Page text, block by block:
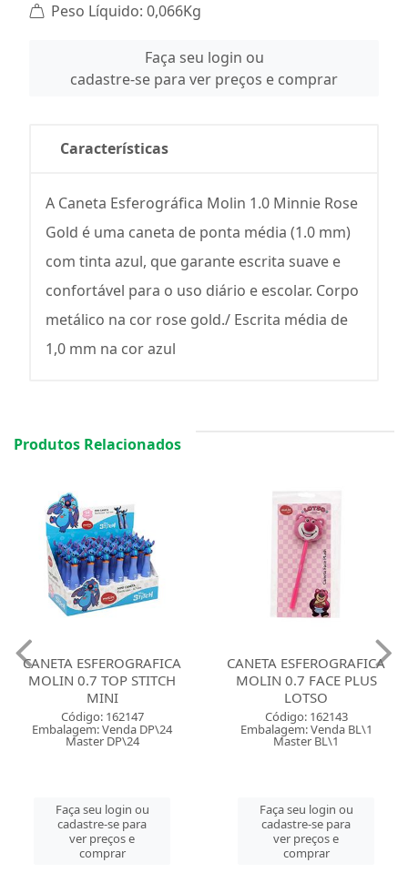
Peso Líquido: 0,066Kg
Faça seu login ou
cadastre-se para ver preços e comprar
Características
A Caneta Esferográfica Molin 1.0 Minnie Rose
Gold é uma caneta de ponta média (1.0 mm)
com tinta azul, que garante escrita suave e
confortável para o uso diário e escolar. Corpo
metálico na cor rose gold./ Escrita média de
1,0 mm na cor azul
Produtos Relacionados
CANETA ESFEROGRAFICA
MOLIN 0.7 TOP STITCH
MINI
Código: 162147
Embalagem: Venda DP\24
Master DP\24
Faça seu login ou
cadastre-se para
ver preços e
comprar
CANETA ESFEROGRAFICA
MOLIN 0.7 FACE PLUS
LOTSO
Código: 162143
Embalagem: Venda BL\1
Master BL\1
Faça seu login ou
cadastre-se para
ver preços e
comprar